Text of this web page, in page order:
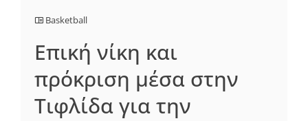
Basketball
Επική νίκη και
πρόκριση μέσα στην
Τιφλίδα για την